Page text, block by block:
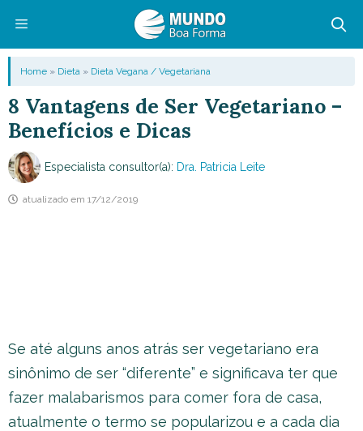
conteúdo
Menu
Home » Dieta » Dieta Vegana / Vegetariana
8 Vantagens de Ser Vegetariano –
Benefícios e Dicas
Especialista consultor(a): Dra. Patricia Leite
atualizado em 17/12/2019
Se até alguns anos atrás ser vegetariano era
sinônimo de ser “diferente” e significava ter que
fazer malabarismos para comer fora de casa,
atualmente o termo se popularizou e a cada dia